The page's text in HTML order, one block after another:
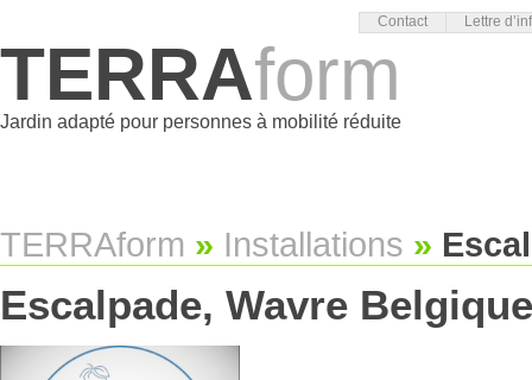
Contact Lettre
TERRAform
Jardin adapté pour personnes à mobilité réduite
TERRAform » Installations »
Escalpade, Wavre Belgique